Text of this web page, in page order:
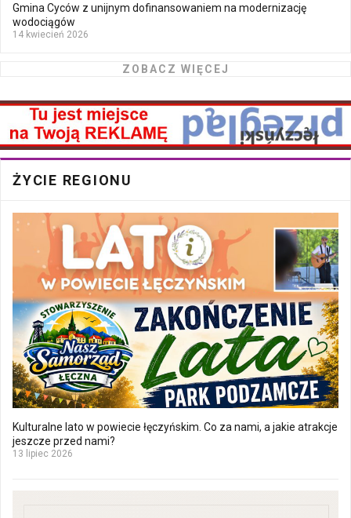
Gmina Cyców z unijnym dofinansowaniem na modernizację
wodociągów
14 kwiecień 2026
ZOBACZ WIĘCEJ
ŻYCIE REGIONU
Kulturalne lato w powiecie łęczyńskim. Co za nami, a jakie atrakcje
jeszcze przed nami?
13 lipiec 2026